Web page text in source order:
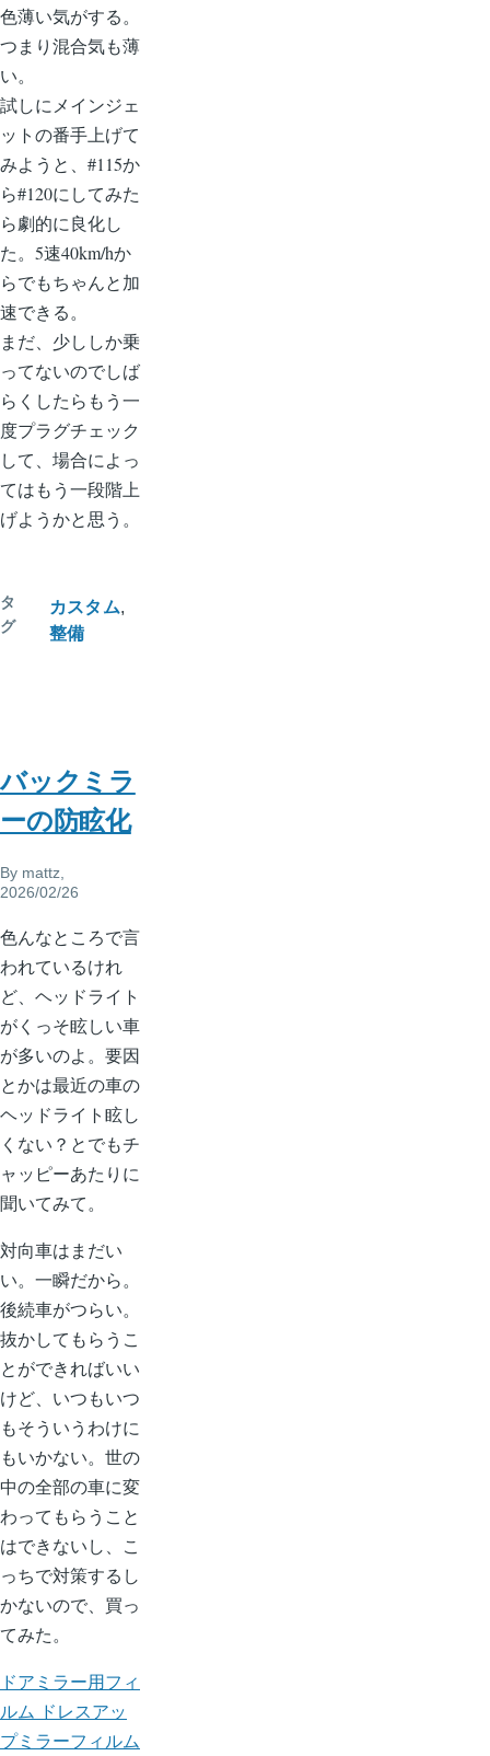
色薄い気がする。
つまり混合気も薄
い。
試しにメインジェ
ットの番手上げて
みようと、#115か
ら#120にしてみた
ら劇的に良化し
た。5速40km/hか
らでもちゃんと加
速できる。
まだ、少ししか乗
ってないのでしば
らくしたらもう一
度プラグチェック
して、場合によっ
てはもう一段階上
げようかと思う。
タ
グ
カスタム
整備
バックミラ
ーの防眩化
By mattz
2026/02/26
色んなところで言
われているけれ
ど、ヘッドライト
がくっそ眩しい車
が多いのよ。要因
とかは最近の車の
ヘッドライト眩し
くない？とでもチ
ャッピーあたりに
聞いてみて。
対向車はまだい
い。一瞬だから。
後続車がつらい。
抜かしてもらうこ
とができればいい
けど、いつもいつ
もそういうわけに
もいかない。世の
中の全部の車に変
わってもらうこと
はできないし、こ
っちで対策するし
かないので、買っ
てみた。
ドアミラー用フィ
ルム ドレスアッ
プミラーフィルム